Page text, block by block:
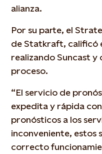
alianza.
Por su parte, el
de Statkraft, calificó
realizando Suncast y
proceso.
“El servicio de
expedita y rápida
pronósticos a los
inconveniente, estos
correcto